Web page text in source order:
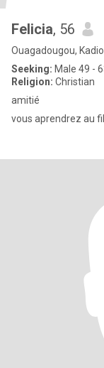
Felicia, 56
Ouagadougou,
Seeking: Male 49 -
Religion: Christian
amitié
vous aprendrez au